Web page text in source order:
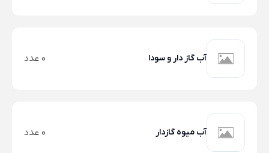
آب گاز دار و سودا 0 عدد
آب میوه گازدار 0 عدد